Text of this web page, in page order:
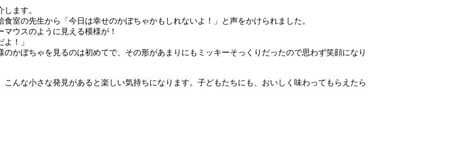
ます。
室の先生から「今日は幸せのかぼちゃかもしれないよ！」と声をかけられました。
ウスのように見える模様が！
！」
かぼちゃを見るのは初めてで、その形があまりにもミッキーそっくりだったので思わず笑顔になり
んな小さな発見があると楽しい気持ちになります。子どもたちにも、おいしく味わってもらえたら